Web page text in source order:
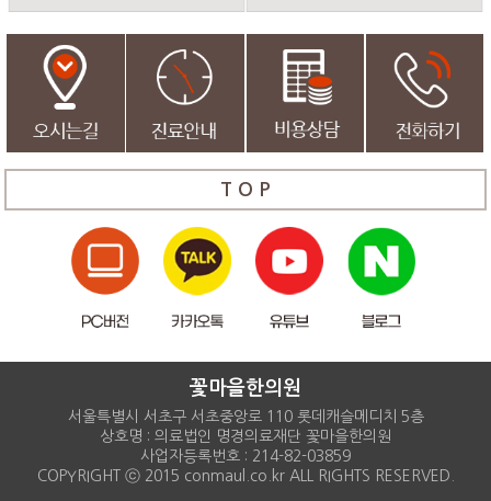
T O P
꽃마을한의원
서울특별시 서초구 서초중앙로 110 롯데캐슬메디치 5층
상호명 : 의료법인 명경의료재단 꽃마을한의원
사업자등록번호 : 214-82-03859
COPYRIGHT ⓒ 2015 conmaul.co.kr ALL RIGHTS RESERVED.